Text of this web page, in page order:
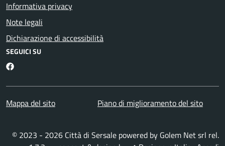
Informativa privacy
Note legali
Dichiarazione di accessibilità
SEGUICI SU
Facebook
Mappa del sito Piano di miglioramento del sito
© 2023 - 2026 Città di Sersale powered by Golem Net srl rel.